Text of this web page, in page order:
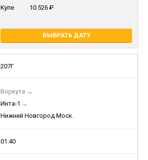
Купе
10 526
ВЫБРАТЬ ДАТУ
207Г
Воркута →
Инта-1 →
Нижний Новгород Моск.
01:40